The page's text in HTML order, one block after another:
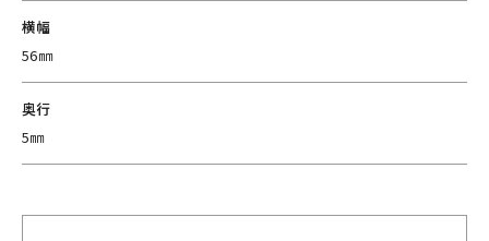
横幅
56㎜
奥行
5㎜